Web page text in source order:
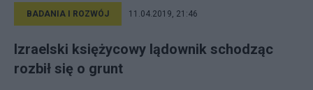
BADANIA I ROZWÓJ 11.04.2019, 21:46
Izraelski księżycowy lądownik schodząc
rozbił się o grunt